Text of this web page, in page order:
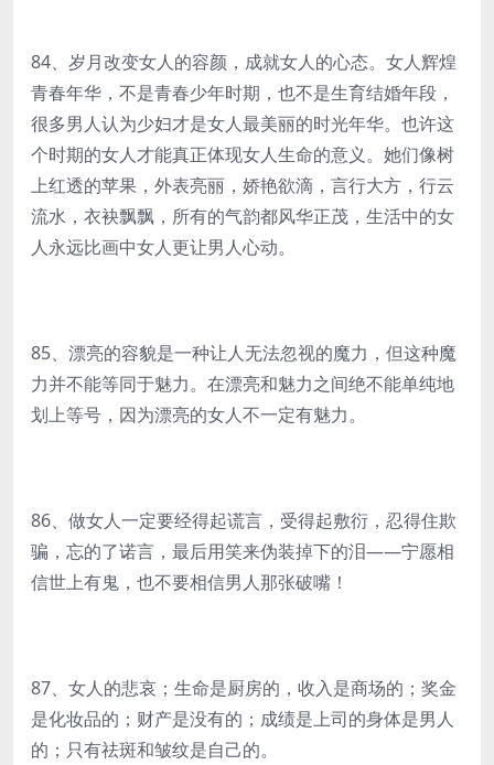
84、岁月改变女人的容颜，成就女人的心态。女人辉煌
青春年华，不是青春少年时期，也不是生育结婚年段，
很多男人认为少妇才是女人最美丽的时光年华。也许这
个时期的女人才能真正体现女人生命的意义。她们像树
上红透的苹果，外表亮丽，娇艳欲滴，言行大方，行云
流水，衣袂飘飘，所有的气韵都风华正茂，生活中的女
人永远比画中女人更让男人心动。
85、漂亮的容貌是一种让人无法忽视的魔力，但这种魔
力并不能等同于魅力。在漂亮和魅力之间绝不能单纯地
划上等号，因为漂亮的女人不一定有魅力。
86、做女人一定要经得起谎言，受得起敷衍，忍得住欺
骗，忘的了诺言，最后用笑来伪装掉下的泪——宁愿相
信世上有鬼，也不要相信男人那张破嘴！
87、女人的悲哀；生命是厨房的，收入是商场的；奖金
是化妆品的；财产是没有的；成绩是上司的身体是男人
的；只有祛斑和皱纹是自己的。